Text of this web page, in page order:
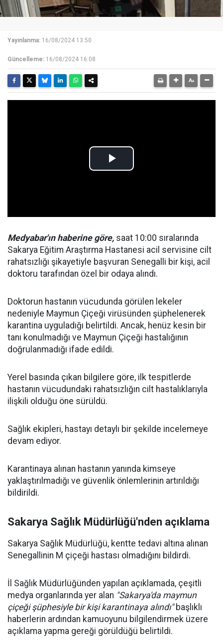
Yayınlanma: 16/08/2024 13:50
Güncelleme: 16/08/2024 16:08
Medyabar'ın haberine göre, saat 10:00 sıralarında
Sakarya Eğitim Araştırma Hastanesi acil servisine cilt
rahatsızlığı şikayetiyle başvuran Senegalli bir kişi, acil
doktoru tarafından özel bir odaya alındı.
Doktorun hastanın vücudunda görülen lekeler
nedeniyle Maymun Çiçeği virüsünden şüphelenerek
karantina uyguladığı belirtildi. Ancak, henüz kesin bir
tanı konulmadığı ve Maymun Çiçeği hastalığının
doğrulanmadığı ifade edildi.
Yerel basında çıkan bilgilere göre, ilk tespitlerde
hastanın vücudundaki rahatsızlığın cilt hastalıklarıyla
ilişkili olduğu öne sürüldü.
Sağlık ekipleri, hastayı detaylı bir şekilde incelemeye
devam ediyor.
Karantinaya alınan hastanın yanında kimseye
yaklaştırılmadığı ve güvenlik önlemlerinin artırıldığı
bildirildi.
Sakarya Sağlık Müdürlüğü'nden açıklama
Sakarya Sağlık Müdürlüğü, kentte tedavi altına alınan
Senegallinin M çiçeği hastası olmadığını bildirdi.
İl Sağlık Müdürlüğünden yapılan açıklamada, çeşitli
medya organlarında yer alan "Sakarya'da maymun
çiçeği şüphesiyle bir kişi karantinaya alındı"başlıklı
haberlerin ardından kamuoyunu bilgilendirmek üzere
açıklama yapma gereği görüldüğü belirtildi.